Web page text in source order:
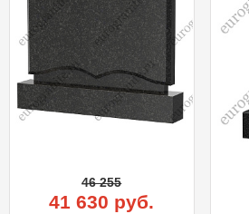
46 255
41 630 руб.